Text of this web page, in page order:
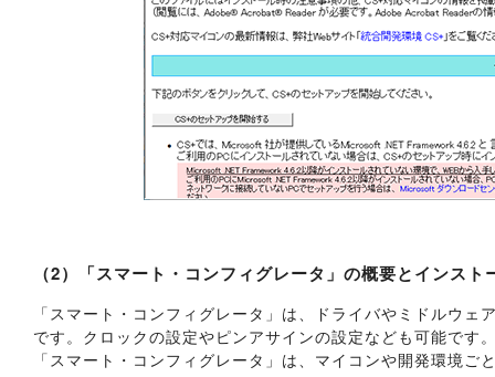
（2）「スマート・コンフィグレータ」の概要とインスト
「スマート・コンフィグレータ」は、ドライバやミドルウ
です。クロックの設定やピンアサインの設定なども可能です
「スマート・コンフィグレータ」は、マイコンや開発環境